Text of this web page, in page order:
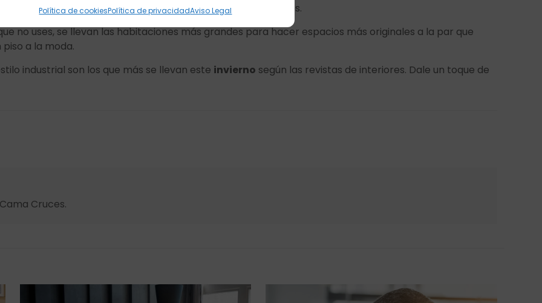
Política de cookiesPolítica de privacidadAviso Legal
esteinvierno.Puedes pintarlas sin sustituir las que tienes.
no uses, se llevan las habitaciones más grandes para hacer espacios más originales a la par que
piso a la moda.
industrial son los que más se llevan este invierno según las revistas de interiores. Dale un toque de
Cruces.